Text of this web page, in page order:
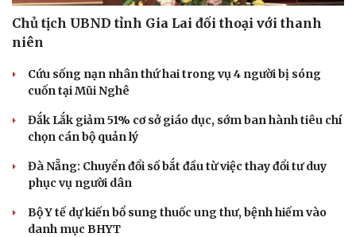
Du lịch
Săn Tour
check-in
Podcast
Đọc truyện đêm khuya
Hạt giống tâm hồn
Chủ tịch UBND tỉnh Gia Lai đối thoại với thanh
niên
Cứu sống nạn nhân thứ hai trong vụ 4 người bị sóng
cuốn tại Mũi Nghê
Đắk Lắk giảm 51% cơ sở giáo dục, sớm ban hành tiêu chí
chọn cán bộ quản lý
Đà Nẵng: Chuyển đổi số bắt đầu từ việc thay đổi tư duy
phục vụ người dân
Bộ Y tế dự kiến bổ sung thuốc ung thư, bệnh hiếm vào
danh mục BHYT